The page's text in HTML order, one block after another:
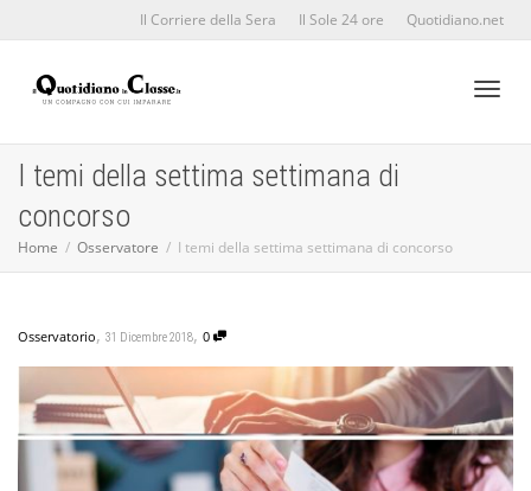
Il Corriere della Sera Il Sole 24 ore Quotidiano.net
I temi della settima settimana di
concorso
Home Osservatore I temi della settima settimana di concorso
Osservatorio, 31 Dicembre 2018, 0